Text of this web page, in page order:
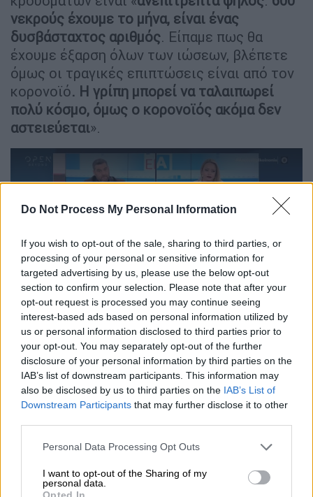
Do Not Process My Personal Information
If you wish to opt-out of the sale, sharing to third parties, or
processing of your personal or sensitive information for
targeted advertising by us, please use the below opt-out
section to confirm your selection. Please note that after your
opt-out request is processed you may continue seeing
interest-based ads based on personal information utilized by
us or personal information disclosed to third parties prior to
your opt-out. You may separately opt-out of the further
disclosure of your personal information by third parties on the
IAB’s list of downstream participants. This information may
also be disclosed by us to third parties on the IAB’s List of
Downstream Participants that may further disclose it to other
Please note that this website/app uses one or more Google
not limited to your visit or usage behaviour. You may click to
grant or deny consent to Google and its third-party tags to
Personal Data Processing Opt Outs
I want to opt-out of the Sharing of my
personal data.
Opted In
νεκρούς έχουμε το μήνα, είναι ένας
δυσβάσταχτος αριθμός. Είπαμε πως θα
έχουμε έξαρση όλων των ιώσεων, βλέπετε
όμως οι τραγικές επιπτώσεις είναι από τον
κορονοϊό. Η γρίπη μπορεί να ταλαιπωρεί
πολύ κόσμο, όμως ο κορονοϊός ακόμα δεν
αστειεύεται».
video
Το πρόβλημα, σύμφωνα με τον κ. Καπραβέλο
είναι πως «έχουμε χαμηλό αριθμό
εμβολιασμών ενώ δεν φοράει κανένας
μάσκας. Χαλαρώσαμε υπερβολικά».
Παράλληλα, τόνισε πως «κλαίμε για την Κίνα,
πληθυσμό με 60.000 νεκρούς το μήνα. Αν το
διαιρέσεις, είναι 400 νεκροί. Έχουμε
περισσότερους στην Ελλάδα. Το Ευρωπαϊκό